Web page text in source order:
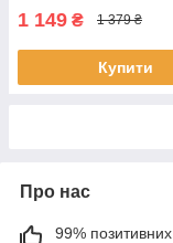
1 149 ₴ 1 379 ₴
Купити
Про нас
99% позитивних